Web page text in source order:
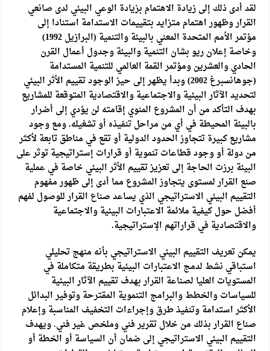
القاضي محمود أحمد فريحات.. مبارك ومزيدا من التوفيق
لقد أدى ذلك إلى زيادة الاهتمام بزيادة الوعي البيئي لدى صانعي
القرار وظهور اهتمام متزايد بتقييمات الاستدامة استنادا إلى
مؤتمر الأمم المتحدة المعني بالبيئة والتنمية (البرازيل 1992)
وخاصة إعلان ريو بشان التنمية والبيئة وجدول أعمال القرن
الحادي والعشرين ومؤتمر القمة العالمي للتنمية المستدامة
(جوهانسبرغ 2002) وبدأ يظهر إلى حيز الوجود تقييم الأثر البيئي
لتحديد الآثار البيئية والاجتماعية والاقتصادية المتوقعة للمشاريع
بهدف التأكد من أن المشروع المنوي إقامته لن يؤدي إلى أضرار
بالبيئة المحيطة في أي من مراحل تنفيذه أو تشغيله. ومع وجود
مشاريع كبيرة تتجاوز الحدود الدولية أو تقع في مناطق تابعة لأكثر
من دولة أو وجود قطاعات تنموية أو قرارات إستراتيجية توثر على
البيئة برزت الحاجة إلى تعزيز تقييم الأثر البيئي خاصة في عملية
صنع القرار لمستوى يتجاوز المشروع مما أدى إلى ظهور مفهوم
التقييم البيئي الاستراتيجي الذي يساعد صناع القرار للوصول لفهم
أفضل حول كيفية ملائمة الاعتبارات البيئية والاجتماعية
والاقتصادية في قراراتهم الإستراتيجية.
يمكن تعريف التقييم البيئي الاستراتيجي بأنه منهج تحليلي
استباقي نشط لدمج الاعتبارات البيئية بطريقة متكاملة في
المستويات العليا لصناعة القرار بهدف تقييم الآثار البيئية
للسياسات والخطط والبرامج التنموية المقترحة وتوفير البدائل
الأكثر استدامة وتنفيذ طرق وإجراءات التخفيف المناسبة وإعلام
صناع القرار بذلك من خلال تقرير فني وملخص غير فني. ويهدف
التقييم البيئي الاستراتيجي إلى ضمان أن السياسة أو الخطة أو